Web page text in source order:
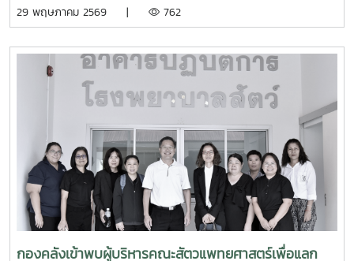
29 พฤษภาคม 2569 | 762
กองคลังเข้าพบผู้บริหารคณะสัตวแพทยศาสตร์เพื่อแลก